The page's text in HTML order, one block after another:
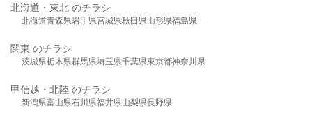
北海道・東北 のチラシ
北海道青森県岩手県宮城県秋田県山形県福島県
関東 のチラシ
茨城県栃木県群馬県埼玉県千葉県東京都神奈川県
甲信越・北陸 のチラシ
新潟県富山県石川県福井県山梨県長野県